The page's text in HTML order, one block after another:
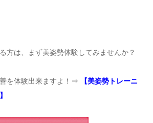
方は、まず美姿勢体験してみませんか？
を体験出来ますよ！⇒
【美姿勢トレーニ